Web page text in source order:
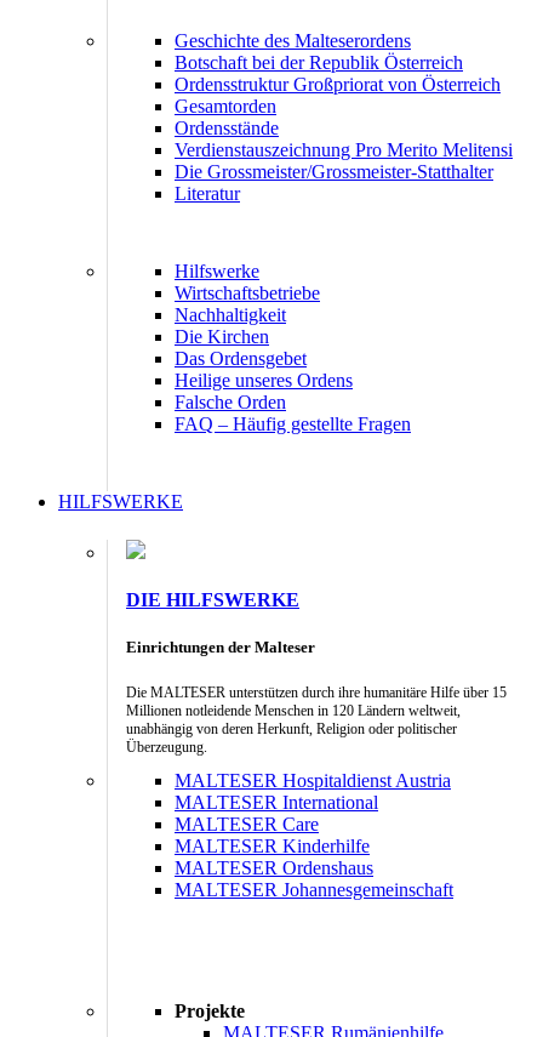
Geschichte des Malteserordens
Botschaft bei der Republik Österreich
Ordensstruktur Großpriorat von Österreich
Gesamtorden
Ordensstände
Verdienstauszeichnung Pro Merito Melitensi
Die Grossmeister/Grossmeister-Statthalter
Literatur
Hilfswerke
Wirtschaftsbetriebe
Nachhaltigkeit
Die Kirchen
Das Ordensgebet
Heilige unseres Ordens
Falsche Orden
FAQ – Häufig gestellte Fragen
HILFSWERKE
DIE HILFSWERKE
Einrichtungen der Malteser
Die MALTESER unterstützen durch ihre humanitäre Hilfe über 15
Millionen notleidende Menschen in 120 Ländern weltweit,
unabhängig von deren Herkunft, Religion oder politischer
Überzeugung.
MALTESER Hospitaldienst Austria
MALTESER International
MALTESER Care
MALTESER Kinderhilfe
MALTESER Ordenshaus
MALTESER Johannesgemeinschaft
Projekte
MALTESER Rumänienhilfe